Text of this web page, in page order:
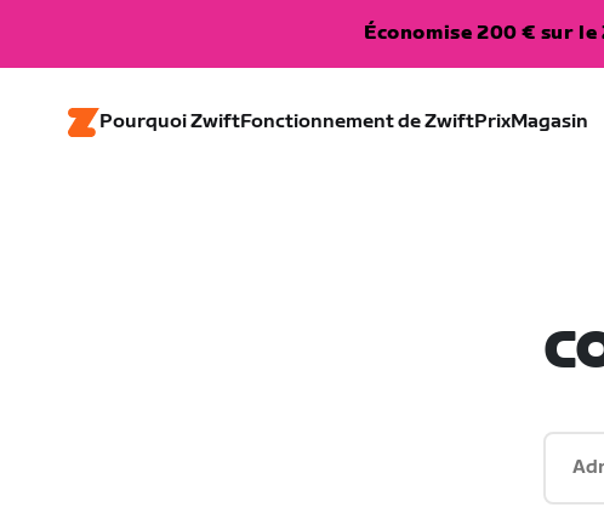
Économise 200 € sur
Pourquoi ZwiftFonctionnement de ZwiftPrixMagasin